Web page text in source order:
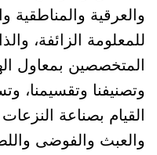
والعرقية والمناطقية
للمعلومة الزائفة،
المتخصصين بمعاول
وتصنيفنا وتقسيمنا،
القيام بصناعة
والعبث والفوضى